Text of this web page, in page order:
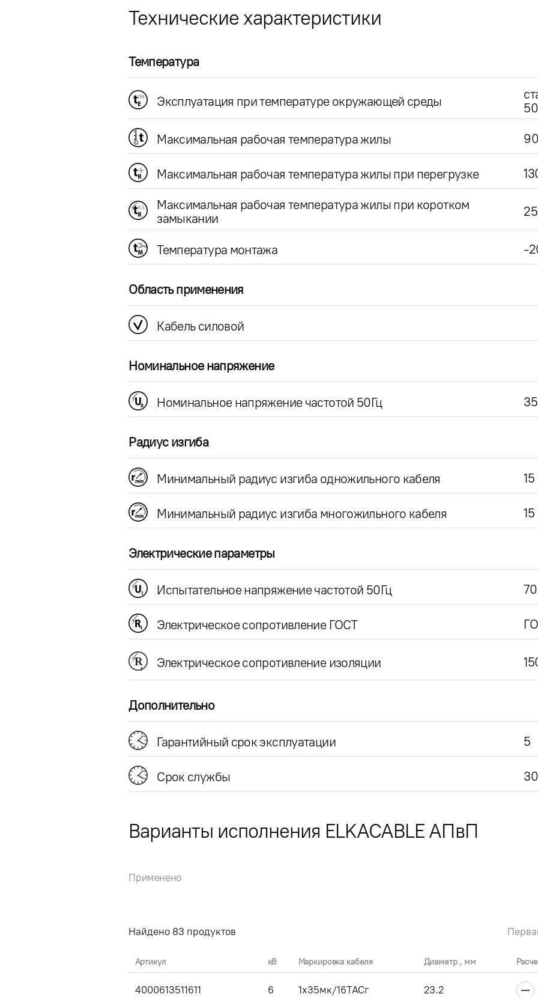
Технические характеристики
Температура
Эксплуатация при температуре окружающей среды
Максимальная рабочая температура жилы 90
Максимальная рабочая температура жилы при перегрузке
Максимальная рабочая температура жилы при коротком
замыкании
Температура монтажа -
Область применения
Кабель силовой
Номинальное напряжение
Номинальное напряжение частотой 50Гц 35
Радиус изгиба
Минимальный радиус изгиба одножильного кабеля 15
Минимальный радиус изгиба многожильного кабеля 15
Электрические параметры
Испытательное напряжение частотой 50Гц 70
Электрическое сопротивление ГОСТ
Электрическое сопротивление изоляции
Дополнительно
Гарантийный срок эксплуатации 5
Срок службы 30
Варианты исполнения ELKACABLE АПвП
Применено
Найдено 83 продуктов
Артикул кВ Маркировка кабеля Диаметр , мм
4000613511611 6 1x35мк/16ТАСг 23.2